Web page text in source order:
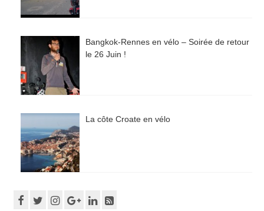
Bangkok-Rennes en vélo – Soirée de retour
le 26 Juin !
La côte Croate en vélo